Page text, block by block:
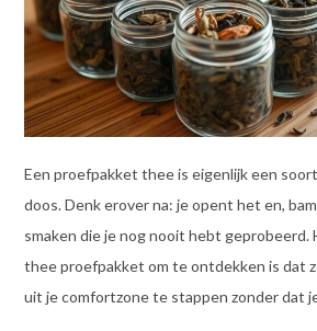
Een proefpakket thee is eigenlijk een
doos. Denk erover na: je opent het en,
smaken die je nog nooit hebt geprobeerd.
thee proefpakket om te ontdekken is dat
uit je comfortzone te stappen zonder dat